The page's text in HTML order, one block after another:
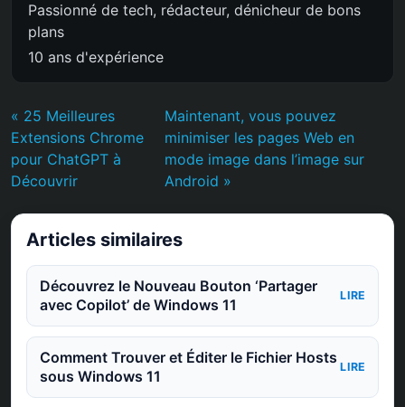
Passionné de tech, rédacteur, dénicheur de bons
plans
10 ans d'expérience
« 25 Meilleures
Extensions Chrome
pour ChatGPT à
Découvrir
Maintenant, vous pouvez
minimiser les pages Web en
mode image dans l’image sur
Android »
Articles similaires
Découvrez le Nouveau Bouton ‘Partager
avec Copilot’ de Windows 11
LIRE
Comment Trouver et Éditer le Fichier Hosts
sous Windows 11
LIRE